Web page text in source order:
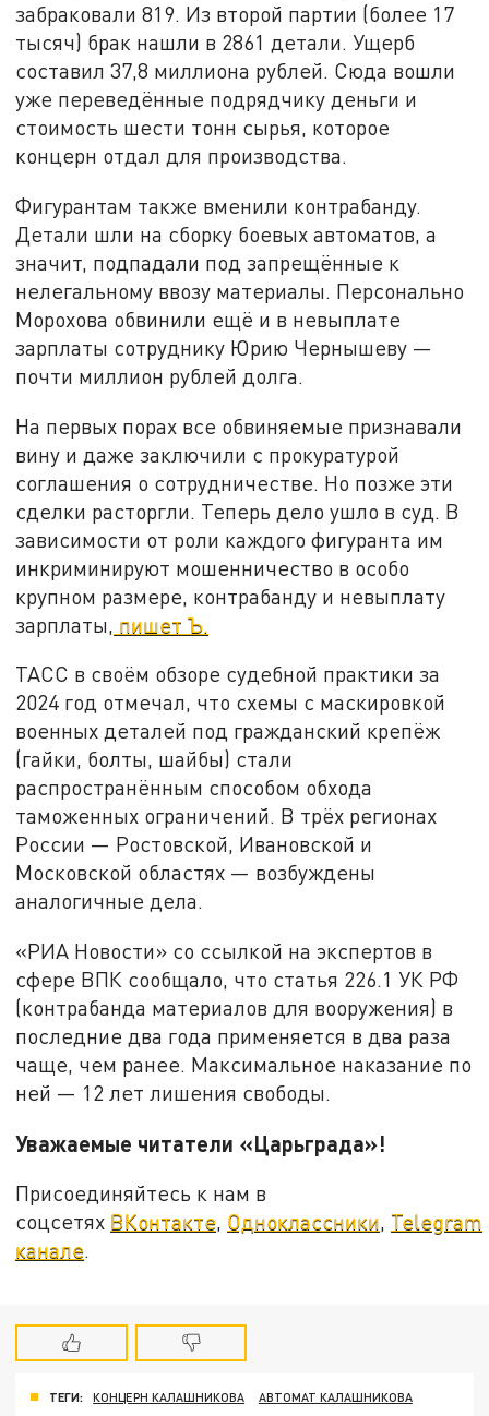
забраковали 819. Из второй партии (более 17
тысяч) брак нашли в 2861 детали. Ущерб
составил 37,8 миллиона рублей. Сюда вошли
уже переведённые подрядчику деньги и
стоимость шести тонн сырья, которое
концерн отдал для производства.
Фигурантам также вменили контрабанду.
Детали шли на сборку боевых автоматов, а
значит, подпадали под запрещённые к
нелегальному ввозу материалы. Персонально
Морохова обвинили ещё и в невыплате
зарплаты сотруднику Юрию Чернышеву —
почти миллион рублей долга.
На первых порах все обвиняемые признавали
вину и даже заключили с прокуратурой
соглашения о сотрудничестве. Но позже эти
сделки расторгли. Теперь дело ушло в суд. В
зависимости от роли каждого фигуранта им
инкриминируют мошенничество в особо
крупном размере, контрабанду и невыплату
зарплаты, пишет Ъ.
ТАСС в своём обзоре судебной практики за
2024 год отмечал, что схемы с маскировкой
военных деталей под гражданский крепёж
(гайки, болты, шайбы) стали
распространённым способом обхода
таможенных ограничений. В трёх регионах
России — Ростовской, Ивановской и
Московской областях — возбуждены
аналогичные дела.
«РИА Новости» со ссылкой на экспертов в
сфере ВПК сообщало, что статья 226.1 УК РФ
(контрабанда материалов для вооружения) в
последние два года применяется в два раза
чаще, чем ранее. Максимальное наказание по
ней — 12 лет лишения свободы.
Уважаемые читатели «Царьграда»!
Присоединяйтесь к нам в
соцсетях ВКонтакте, Одноклассники, Telegram
канале.
ТЕГИ: КОНЦЕРН КАЛАШНИКОВА
АВТОМАТ КАЛАШНИКОВА